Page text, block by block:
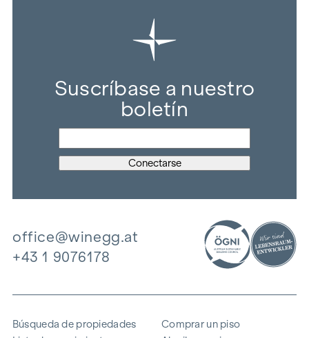
Suscríbase a nuestro
boletín
office@winegg.at
+43 1 9076178
Búsqueda de propiedades
Comprar un piso